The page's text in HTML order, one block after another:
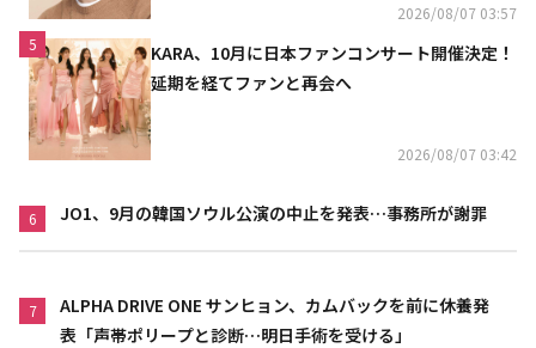
2026/08/07 03:57
5
KARA、10月に日本ファンコンサート開催決定！
延期を経てファンと再会へ
2026/08/07 03:42
6 JO1、9月の韓国ソウル公演の中止を発表…事務所が謝罪
7
ALPHA DRIVE ONE サンヒョン、カムバックを前に休養発
表「声帯ポリープと診断…明日手術を受ける」